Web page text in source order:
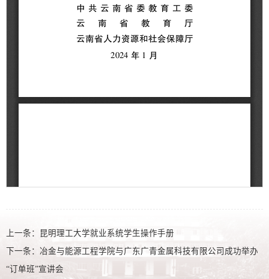
上一条：
昆明理工大学就业系统学生操作手册
下一条： 冶金与能源工程学院与广东广青金属科技有限公司成功举办
“订单班”宣讲会